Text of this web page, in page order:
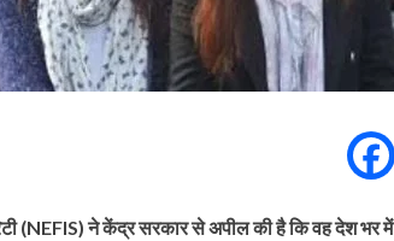
(NEFIS) ने केंद्र सरकार से अपील की है कि वह देश भर